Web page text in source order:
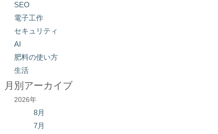
SEO
電子工作
セキュリティ
AI
肥料の使い方
生活
月別アーカイブ
2026年
8月
7月